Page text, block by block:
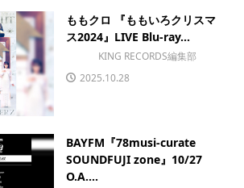
ももクロ 『ももいろクリスマ
ス2024』LIVE Blu-ray...
KING RECORDS編集部
2025.10.28
BAYFM『78musi-curate
SOUNDFUJI zone』10/27
O.A....